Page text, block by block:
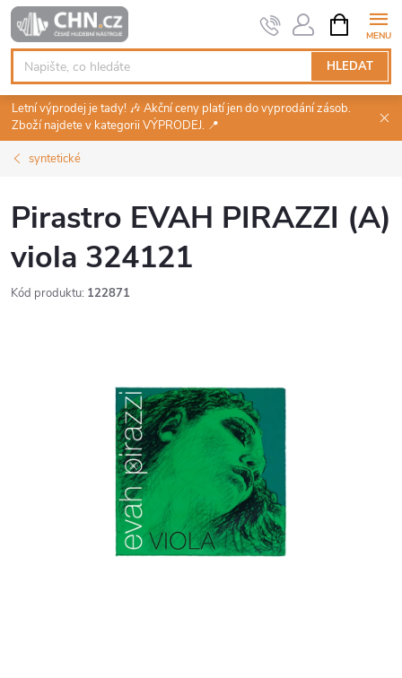
Přejít
na
obsah
HLEDAT
NÁKUPNÍ
KOŠÍK
Letní výprodej je tady! 🎶 Akční ceny platí jen do vyprodání zásob.
Zboží najdete v kategorii VÝPRODEJ. 📍
syntetické
Pirastro EVAH PIRAZZI (A)
viola 324121
Kód produktu: 122871